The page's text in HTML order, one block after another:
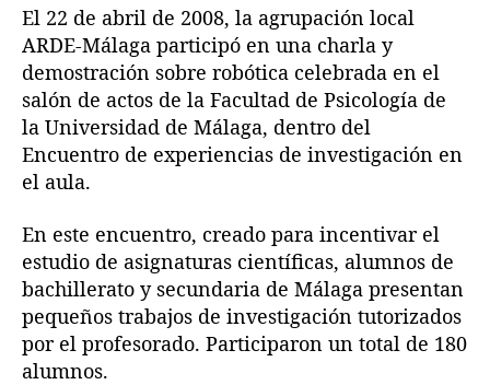
a
e
n
t
r
a
a
e
n
t
r
a
-
á
l
a
g
a
e
E
n
c
u
El 22 de abril de 2008, la agrupación local
ARDE-Málaga participó en una charla y
demostración sobre robótica celebrada en el
salón de actos de la Facultad de Psicología de
la Universidad de Málaga, dentro del
Encuentro de experiencias de investigación en
el aula.
En este encuentro, creado para incentivar el
estudio de asignaturas científicas, alumnos de
bachillerato y secundaria de Málaga presentan
pequeños trabajos de investigación tutorizados
por el profesorado. Participaron un total de 180
alumnos.